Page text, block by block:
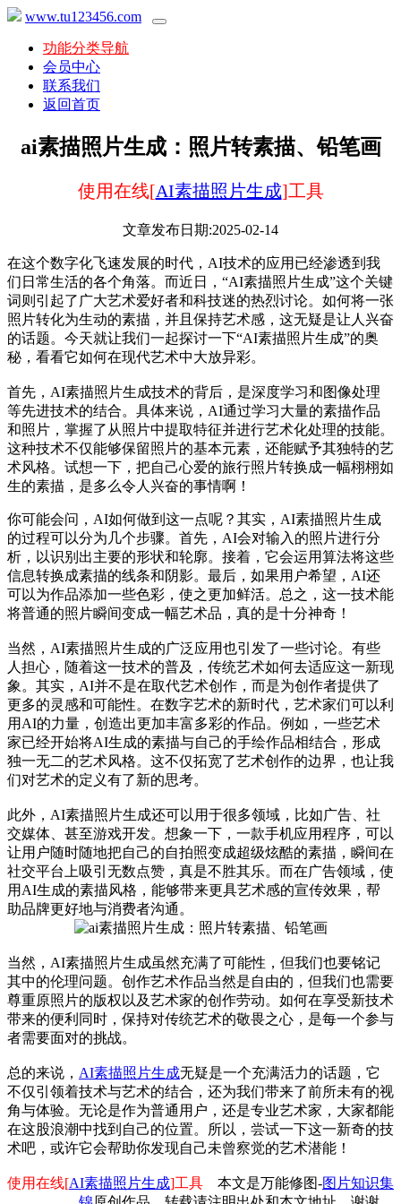
www.tu123456.com
功能分类导航
会员中心
联系我们
返回首页
ai素描照片生成：照片转素描、铅笔画
使用在线[AI素描照片生成]工具
文章发布日期:2025-02-14
在这个数字化飞速发展的时代，AI技术的应用已经渗透到我
们日常生活的各个角落。而近日，“AI素描照片生成”这个关键
词则引起了广大艺术爱好者和科技迷的热烈讨论。如何将一张
照片转化为生动的素描，并且保持艺术感，这无疑是让人兴奋
的话题。今天就让我们一起探讨一下“AI素描照片生成”的奥
秘，看看它如何在现代艺术中大放异彩。
首先，AI素描照片生成技术的背后，是深度学习和图像处理
等先进技术的结合。具体来说，AI通过学习大量的素描作品
和照片，掌握了从照片中提取特征并进行艺术化处理的技能。
这种技术不仅能够保留照片的基本元素，还能赋予其独特的艺
术风格。试想一下，把自己心爱的旅行照片转换成一幅栩栩如
生的素描，是多么令人兴奋的事情啊！
你可能会问，AI如何做到这一点呢？其实，AI素描照片生成
的过程可以分为几个步骤。首先，AI会对输入的照片进行分
析，以识别出主要的形状和轮廓。接着，它会运用算法将这些
信息转换成素描的线条和阴影。最后，如果用户希望，AI还
可以为作品添加一些色彩，使之更加鲜活。总之，这一技术能
将普通的照片瞬间变成一幅艺术品，真的是十分神奇！
当然，AI素描照片生成的广泛应用也引发了一些讨论。有些
人担心，随着这一技术的普及，传统艺术如何去适应这一新现
象。其实，AI并不是在取代艺术创作，而是为创作者提供了
更多的灵感和可能性。在数字艺术的新时代，艺术家们可以利
用AI的力量，创造出更加丰富多彩的作品。例如，一些艺术
家已经开始将AI生成的素描与自己的手绘作品相结合，形成
独一无二的艺术风格。这不仅拓宽了艺术创作的边界，也让我
们对艺术的定义有了新的思考。
此外，AI素描照片生成还可以用于很多领域，比如广告、社
交媒体、甚至游戏开发。想象一下，一款手机应用程序，可以
让用户随时随地把自己的自拍照变成超级炫酷的素描，瞬间在
社交平台上吸引无数点赞，真是不胜其乐。而在广告领域，使
用AI生成的素描风格，能够带来更具艺术感的宣传效果，帮
助品牌更好地与消费者沟通。
当然，AI素描照片生成虽然充满了可能性，但我们也要铭记
其中的伦理问题。创作艺术作品当然是自由的，但我们也需要
尊重原照片的版权以及艺术家的创作劳动。如何在享受新技术
带来的便利同时，保持对传统艺术的敬畏之心，是每一个参与
者需要面对的挑战。
总的来说， AI素描照片生成无疑是一个充满活力的话题，它
不仅引领着技术与艺术的结合，还为我们带来了前所未有的视
角与体验。无论是作为普通用户，还是专业艺术家，大家都能
在这股浪潮中找到自己的位置。所以，尝试一下这一新奇的技
术吧，或许它会帮助你发现自己未曾察觉的艺术潜能！
使用在线[AI素描照片生成]工具 本文是万能修图-图片知识集